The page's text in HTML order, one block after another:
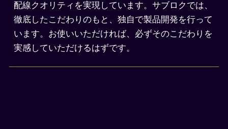
配線クオリティを実現しています。サブロクでは、
徹底したこだわりのもと、独自で製品開発を行って
います。お使いいただければ、必ずそのこだわりを
実感していただけるはずです。